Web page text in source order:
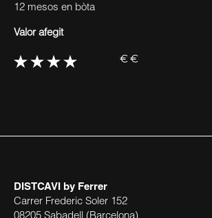
12 mesos en bòta
Valor afegit
€€
DISTCAVI by Ferrer
Carrer Frederic Soler 152